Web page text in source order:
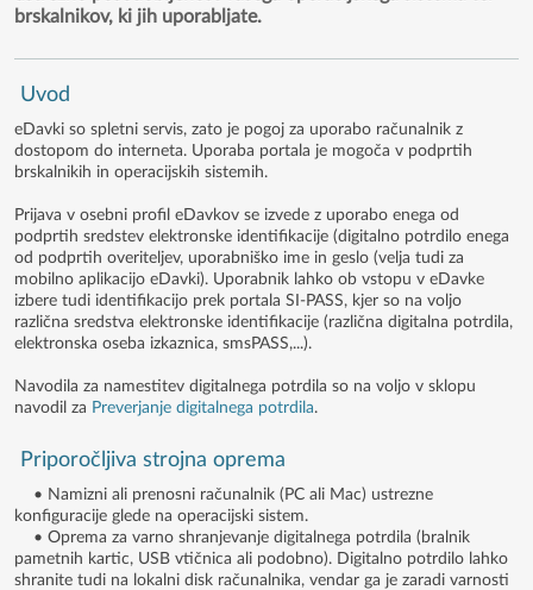
brskalnikov, ki jih uporabljate.
Uvod
eDavki so spletni servis, zato je pogoj za uporabo računalnik z
dostopom do interneta. Uporaba portala je mogoča v podprtih
brskalnikih in operacijskih sistemih.
Prijava v osebni profil eDavkov se izvede z uporabo enega od
podprtih sredstev elektronske identifikacije (digitalno potrdilo enega
od podprtih overiteljev, uporabniško ime in geslo (velja tudi za
mobilno aplikacijo eDavki). Uporabnik lahko ob vstopu v eDavke
izbere tudi identifikacijo prek portala SI-PASS, kjer so na voljo
različna sredstva elektronske identifikacije (različna digitalna potrdila,
elektronska oseba izkaznica, smsPASS,...).
Navodila za namestitev digitalnega potrdila so na voljo v sklopu
navodil za Preverjanje digitalnega potrdila.
Priporočljiva strojna oprema
• Namizni ali prenosni računalnik (PC ali Mac) ustrezne
konfiguracije glede na operacijski sistem.
• Oprema za varno shranjevanje digitalnega potrdila (bralnik
pametnih kartic, USB vtičnica ali podobno). Digitalno potrdilo lahko
shranite tudi na lokalni disk računalnika, vendar ga je zaradi varnosti